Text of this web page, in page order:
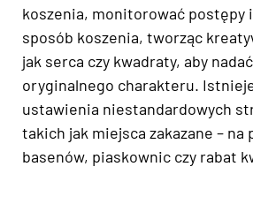
koszenia, monitorować postępy
sposób koszenia, tworząc
jak serca czy kwadraty, aby
oryginalnego charakteru.
ustawienia niestandardowych
takich jak miejsca zakazane – na
basenów, piaskownic czy rabat